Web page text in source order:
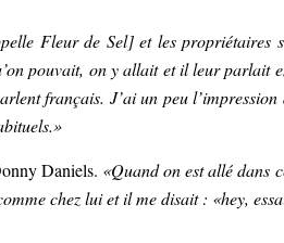
Fleur de Sel] et les propriétaires
pouvait, on y allait et il leur parlait
français. J’ai un peu
Daniels. «Quand on est allé dans
chez lui et il me disait : «hey,